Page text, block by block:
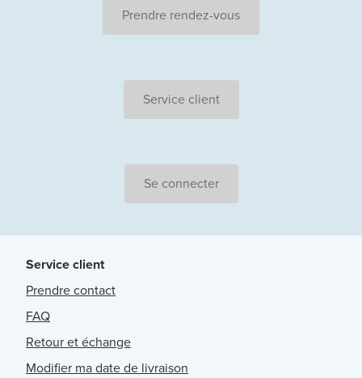
Prendre rendez-vous
Service client
Se connecter
Service client
Prendre contact
FAQ
Retour et échange
Modifier ma date de livraison